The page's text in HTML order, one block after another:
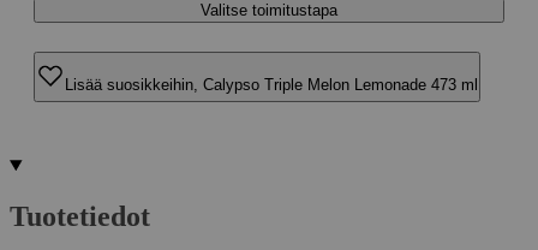
Valitse toimitustapa
Lisää suosikkeihin, Calypso Triple Melon Lemonade 473 ml
Tuotetiedot